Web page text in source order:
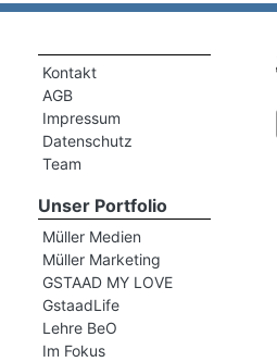
Kontakt
AGB
Impressum
Datenschutz
Team
Unser Portfolio
Müller Medien
Müller Marketing
GSTAAD MY LOVE
GstaadLife
Lehre BeO
Im Fokus